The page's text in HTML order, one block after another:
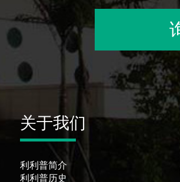
关于我们
利利普简介
利利普历史